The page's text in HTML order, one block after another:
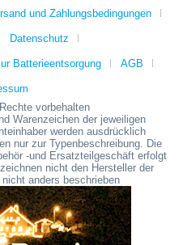
und Zahlungsbedingungen
Datenschutz
Batterieentsorgung AGB
vorbehalten
Warenzeichen der jeweiligen
werden ausdrücklich
nur zur Typenbeschreibung. Die
-und Ersatzteilgeschäft erfolgt
nicht den Hersteller der
anders beschrieben